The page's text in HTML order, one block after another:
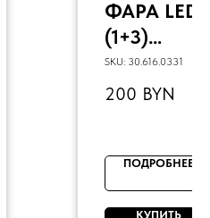
ФАРА LED
(1+3)
ЧЁРНЫЙ
BSE Z1
SKU: 30.616.0331
200 BYN
ПОДРОБНЕЕ
КУПИТЬ